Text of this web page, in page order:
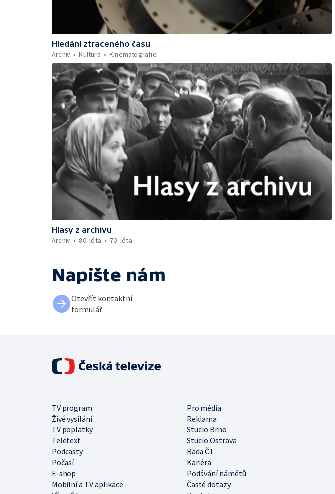
Hledání ztraceného času
Archiv
Kultura Kinematografie
Hlasy z archivu
Archiv
80. léta 70. léta
Napište nám
Otevřít kontaktní
formulář
TV program
Pro média
Živé vysílání
Reklama
TV poplatky
Studio Brno
Teletext
Studio Ostrava
Podcasty
Rada ČT
Počasí
Kariéra
E-shop
Podávání námětů
Mobilní a TV aplikace
Časté dotazy